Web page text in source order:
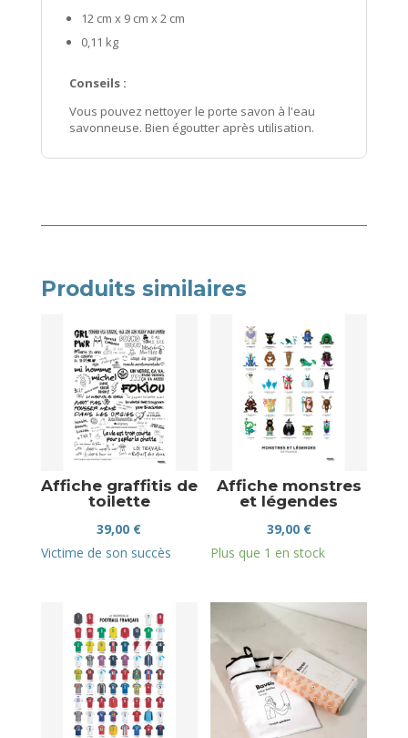
12 cm x 9 cm x 2 cm
0,11 kg
Conseils :
Vous pouvez nettoyer le porte savon à l'eau
savonneuse. Bien égoutter après utilisation.
Produits similaires
Affiche graffitis de
toilette
39,00 €
Victime de son succès
Affiche monstres
et légendes
39,00 €
Plus que 1 en stock